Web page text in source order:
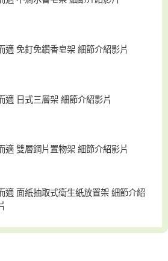
適 免釘免鑽香皂架 細節介紹影片
適 日式三層架 細節介紹影片
適 雙層鋼片置物架 細節介紹影片
適 面紙抽取式衛生紙放置架 細節介紹